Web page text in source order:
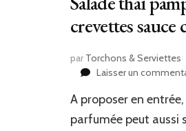
crevettes sauce
par Torchons & Serviettes
Laisser un
A proposer en
parfumée peut aussi